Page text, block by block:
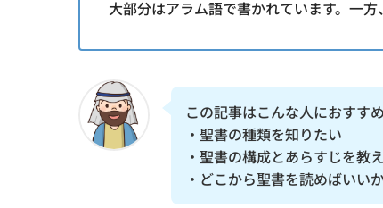
大部分はアラム語で書かれています。一
この記事はこんな人におすすめ
・聖書の種類を知りたい
・聖書の構成とあらすじを教
・どこから聖書を読めばいい